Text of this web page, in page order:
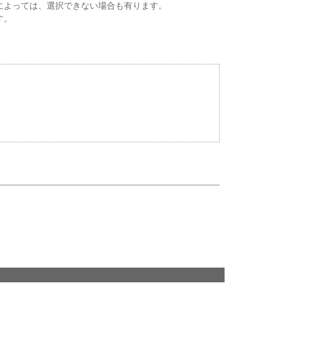
っては、選択できない場合も有ります。